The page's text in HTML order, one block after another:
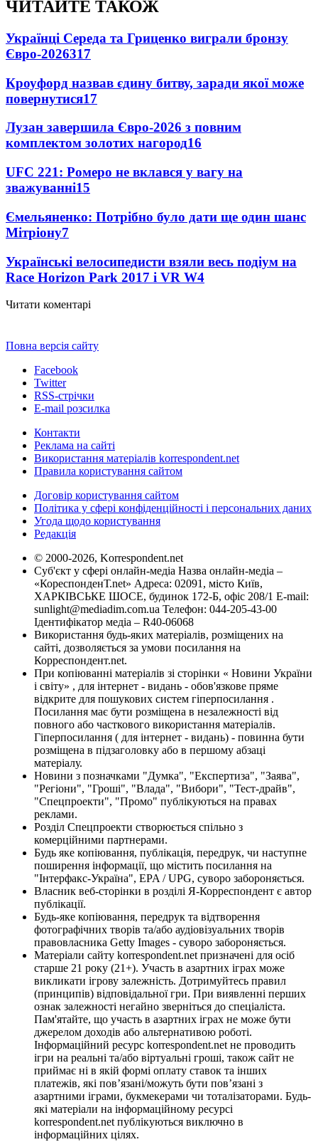
ЧИТАЙТЕ ТАКОЖ
Українці Середа та Гриценко виграли бронзу
Євро-2026317
Кроуфорд назвав єдину битву, заради якої може
повернутися17
Лузан завершила Євро-2026 з повним
комплектом золотих нагород16
UFC 221: Ромеро не вклався у вагу на
зважуванні15
Ємельяненко: Потрібно було дати ще один шанс
Мітріону7
Українські велосипедисти взяли весь подіум на
Race Horizon Park 2017 і VR W4
Читати коментарі
Повна версія сайту
Facebook
Twitter
RSS-стрічки
E-mail розсилка
Контакти
Реклама на сайті
Використання матеріалів korrespondent.net
Правила користування сайтом
Договір користування сайтом
Політика у сфері конфіденційності і персональних даних
Угода щодо користування
Редакція
© 2000-2026, Korrespondent.net
Суб'єкт у сфері онлайн-медіа Назва онлайн-медіа –
«КореспонденТ.net» Адреса: 02091, місто Київ,
ХАРКІВСЬКЕ ШОСЕ, будинок 172-Б, офіс 208/1 E-mail:
sunlight@mediadim.com.ua Телефон: 044-205-43-00
Ідентифікатор медіа – R40-06068
Використання будь-яких матеріалів, розміщених на
сайті, дозволяється за умови посилання на
Корреспондент.net.
При копіюванні матеріалів зі сторінки « Новини України
і світу» , для інтернет - видань - обов'язкове пряме
відкрите для пошукових систем гіперпосилання .
Посилання має бути розміщена в незалежності від
повного або часткового використання матеріалів.
Гіперпосилання ( для інтернет - видань) - повинна бути
розміщена в підзаголовку або в першому абзаці
матеріалу.
Новини з позначками "Думка", "Експертиза", "Заява",
"Регіони", "Гроші", "Влада", "Вибори", "Тест-драйв",
"Спецпроекти", "Промо" публікуються на правах
реклами.
Розділ Спецпроекти створюється спільно з
комерційними партнерами.
Будь яке копіювання, публікація, передрук, чи наступне
поширення інформації, що містить посилання на
"Інтерфакс-Україна", EPA / UPG, суворо забороняється.
Власник веб-сторінки в розділі Я-Корреспондент є автор
публікації.
Будь-яке копіювання, передрук та відтворення
фотографічних творів та/або аудіовізуальних творів
правовласника Getty Images - суворо забороняється.
Матеріали сайту korrespondent.net призначені для осіб
старше 21 року (21+). Участь в азартних іграх може
викликати ігрову залежність. Дотримуйтесь правил
(принципів) відповідальної гри. При виявленні перших
ознак залежності негайно зверніться до спеціаліста.
Пам'ятайте, що участь в азартних іграх не може бути
джерелом доходів або альтернативою роботі.
Інформаційний ресурс korrespondent.net не проводить
ігри на реальні та/або віртуальні гроші, також сайт не
приймає ні в якій формі оплату ставок та інших
платежів, які пов’язані/можуть бути пов’язані з
азартними іграми, букмекерами чи тоталізаторами. Будь-
які матеріали на інформаційному ресурсі
korrespondent.net публікуються виключно в
інформаційних цілях.